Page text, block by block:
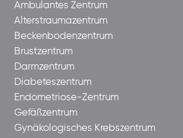
Ambulantes Zentrum
Alterstraumazentrum
Beckenbodenzentrum
Brustzentrum
Darmzentrum
Diabeteszentrum
Endometriose-Zentrum
Gefäßzentrum
Gynäkologisches Krebszentrum